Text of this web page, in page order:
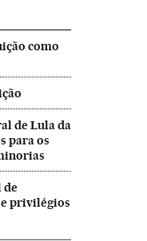
como
de Lula da
para os
de
privilégios